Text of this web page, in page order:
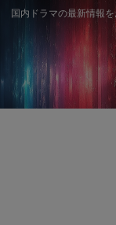
国内ドラマの最新情報